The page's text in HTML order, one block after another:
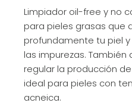
Limpiador oil-free y no
para pieles grasas que
profundamente tu piel
las impurezas. También
regular la producción
ideal para pieles con
acneica.